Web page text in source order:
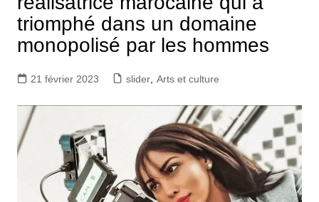
triomphé dans un domaine
monopolisé par les hommes
21 février 2023 slider, Arts et culture